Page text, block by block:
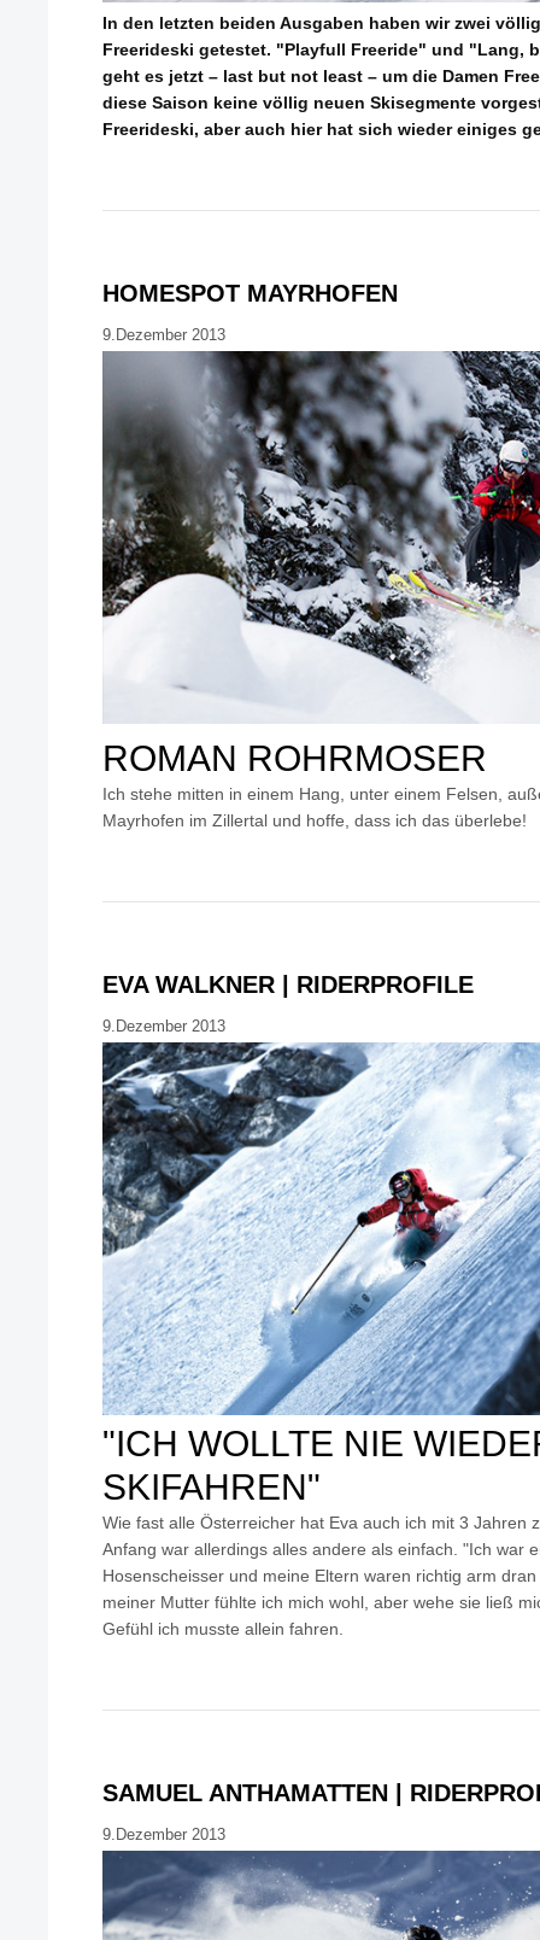
In den letzten beiden Ausgaben haben wir zwei
Freerideski getestet. "Playfull Freeride" und "Lang,
geht es jetzt – last but not least – um die Damen
diese Saison keine völlig neuen Skisegmente
Freerideski, aber auch hier hat sich wieder einiges
HOMESPOT MAYRHOFEN
9.Dezember 2013
ROMAN ROHRMOSER
Ich stehe mitten in einem Hang, unter einem Felsen,
Mayrhofen im Zillertal und hoffe, dass ich das überlebe!
EVA WALKNER | RIDERPROFILE
9.Dezember 2013
"ICH WOLLTE NIE
SKIFAHREN"
Wie fast alle Österreicher hat Eva auch ich mit 3 Jahren
Anfang war allerdings alles andere als einfach. "Ich war
Hosenscheisser und meine Eltern waren richtig arm
meiner Mutter fühlte ich mich wohl, aber wehe sie ließ
Gefühl ich musste allein fahren.
SAMUEL ANTHAMATTEN |
9.Dezember 2013